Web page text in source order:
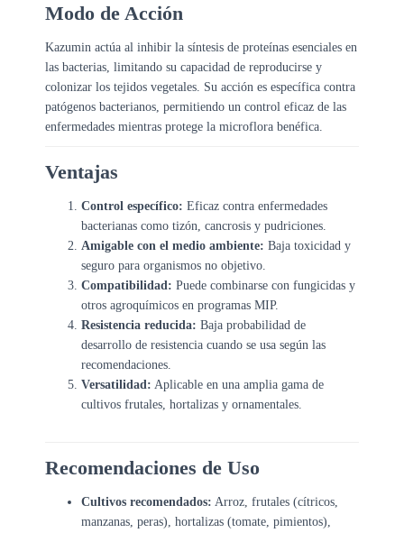
Modo de Acción
Kazumin actúa al inhibir la síntesis de proteínas esenciales en
las bacterias, limitando su capacidad de reproducirse y
colonizar los tejidos vegetales. Su acción es específica contra
patógenos bacterianos, permitiendo un control eficaz de las
enfermedades mientras protege la microflora benéfica.
Ventajas
Control específico: Eficaz contra enfermedades
bacterianas como tizón, cancrosis y pudriciones.
Amigable con el medio ambiente: Baja toxicidad y
seguro para organismos no objetivo.
Compatibilidad: Puede combinarse con fungicidas y
otros agroquímicos en programas MIP.
Resistencia reducida: Baja probabilidad de
desarrollo de resistencia cuando se usa según las
recomendaciones.
Versatilidad: Aplicable en una amplia gama de
cultivos frutales, hortalizas y ornamentales.
Recomendaciones de Uso
Cultivos recomendados: Arroz, frutales (cítricos,
manzanas, peras), hortalizas (tomate, pimientos),